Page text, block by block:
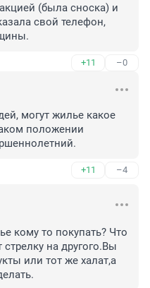
(была сноска) и
свой телефон,
+11 –0
могут жилье какое
положении
+11 –4
кому то покупать? Что
на другого.Вы
или тот же халат,а